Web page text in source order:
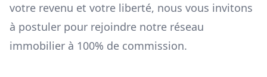
votre revenu et votre liberté, nous vous invitons
à postuler pour rejoindre notre réseau
immobilier à 100% de commission.